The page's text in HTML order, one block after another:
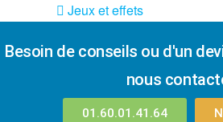
Jeux et effets
Laser
Sono
Besoin de conseils ou d'un
nous
01.60.01.41.64